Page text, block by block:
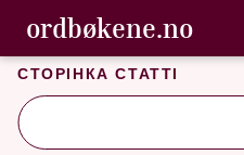
Перейти до
Доступність
ordbøkene.no,
Cловник букмола та Словник
Сторінка статті